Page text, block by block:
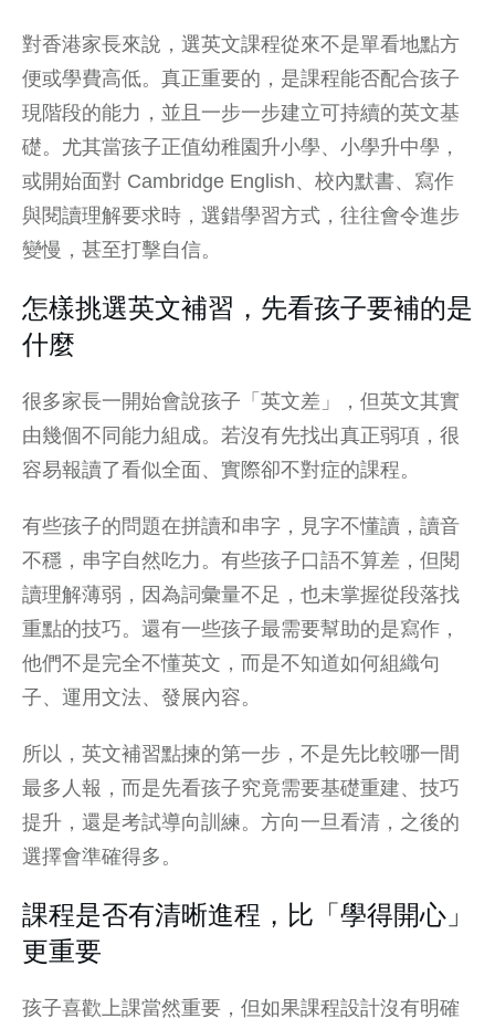
對香港家長來說，選英文課程從來不是單看地點方
便或學費高低。真正重要的，是課程能否配合孩子
現階段的能力，並且一步一步建立可持續的英文基
礎。尤其當孩子正值幼稚園升小學、小學升中學，
或開始面對 Cambridge English、 校內默書、 寫作
與閱讀理解要求時，選錯學習方式，往往會令進步
變慢，甚至打擊自信。
怎樣挑選英文補習，先看孩子要補的是
什麼
很多家長一開始會說孩子「英文差」，但英文其實
由幾個不同能力組成。若沒有先找出真正弱項，很
容易報讀了看似全面、實際卻不對症的課程。
有些孩子的問題在拼讀和串字，見字不懂讀，讀音
不穩，串字自然吃力。有些孩子口語不算差，但閱
讀理解薄弱，因為詞彙量不足，也未掌握從段落找
重點的技巧。還有一些孩子最需要幫助的是寫作，
他們不是完全不懂英文，而是不知道如何組織句
子、運用文法、發展內容。
所以，英文補習點揀的第一步，不是先比較哪一間
最多人報，而是先看孩子究竟需要基礎重建、技巧
提升，還是考試導向訓練。方向一旦看清，之後的
選擇會準確得多。
課程是否有清晰進程，比「學得開心」
更重要
孩子喜歡上課當然重要，但如果課程設計沒有明確